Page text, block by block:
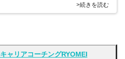
>続きを読む
キャリアコーチングRYOMEI